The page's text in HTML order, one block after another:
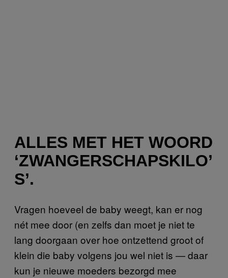
ALLES MET HET WOORD
‘ZWANGERSCHAPSKILO’
S’.
Vragen hoeveel de baby weegt, kan er nog
nét mee door (en zelfs dan moet je niet te
lang doorgaan over hoe ontzettend groot of
klein die baby volgens jou wel niet is — daar
kun je nieuwe moeders bezorgd mee